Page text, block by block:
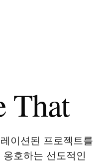
That
이션된 프로젝트를
호하는 선도적인